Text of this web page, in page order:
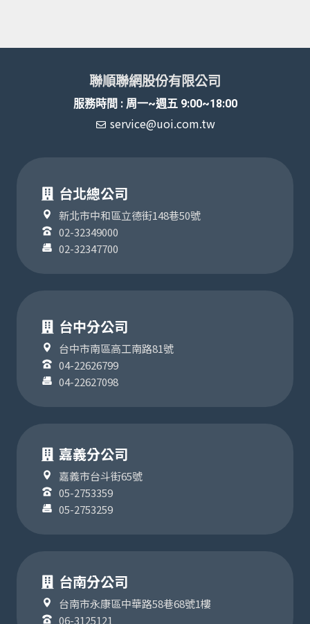
聯順聯網股份有限公司
服務時間 : 周一~週五 9:00~18:00
service@uoi.com.tw
台北總公司
新北市中和區立德街148巷50號
02-32349000
02-32347700
台中分公司
台中市南區高工南路81號
04-22626799
04-22627098
嘉義分公司
嘉義市台斗街65號
05-2753359
05-2753259
台南分公司
台南市永康區中華路58巷68號1樓
06-3125121